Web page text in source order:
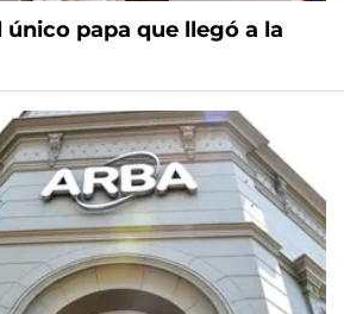
único papa que llegó a la